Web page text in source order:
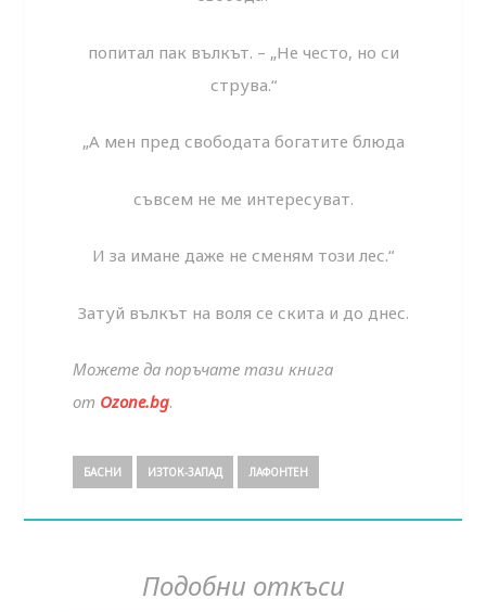
попитал пак вълкът. – „Не често, но си
струва.“
„А мен пред свободата богатите блюда
съвсем не ме интересуват.
И за имане даже не сменям този лес.“
Затуй вълкът на воля се скита и до днес.
Можете да поръчате тази книга
от Ozone.bg.
БАСНИ ИЗТОК-ЗАПАД ЛАФОНТЕН
Подобни откъси